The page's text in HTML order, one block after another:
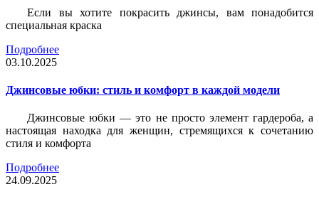
Если вы хотите покрасить джинсы, вам понадобится
специальная краска
Подробнее
03.10.2025
Джинсовые юбки: стиль и комфорт в каждой модели
Джинсовые юбки — это не просто элемент гардероба, а
настоящая находка для женщин, стремящихся к сочетанию
стиля и комфорта
Подробнее
24.09.2025